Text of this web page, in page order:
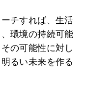
チすれば、生活
環境の持続可能
の可能性に対し
るい未来を作る